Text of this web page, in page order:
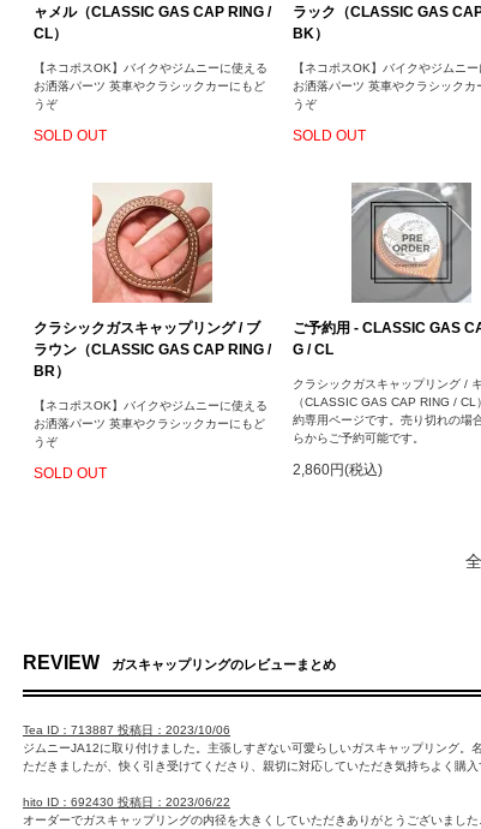
ャメル（CLASSIC GAS CAP RING /
CL）
【ネコポスOK】バイクやジムニーに使える
お洒落パーツ 英車やクラシックカーにもど
うぞ
SOLD OUT
ラック（CLASSIC GAS
BK）
【ネコポスOK】バイクやジムニ
お洒落パーツ 英車やクラシックカ
うぞ
SOLD OUT
クラシックガスキャップリング / ブ
ラウン（CLASSIC GAS CAP RING /
BR）
【ネコポスOK】バイクやジムニーに使える
お洒落パーツ 英車やクラシックカーにもど
うぞ
SOLD OUT
ご予約用 - CLASSIC GAS
G / CL
クラシックガスキャップリング /
（CLASSIC GAS CAP RING / CL
約専用ページです。売り切れの場
らからご予約可能です。
2,860円(税込)
全
REVIEW ガスキャップリングのレビューまとめ
Tea ID：713887 投稿日：2023/10/06
ジムニーJA12に取り付けました。主張しすぎない可愛らしいガスキャップリング
ただきましたが、快く引き受けてくださり、親切に対応していただき気持ちよく購
hito ID：692430 投稿日：2023/06/22
オーダーでガスキャップリングの内径を大きくしていただきありがとうございまし